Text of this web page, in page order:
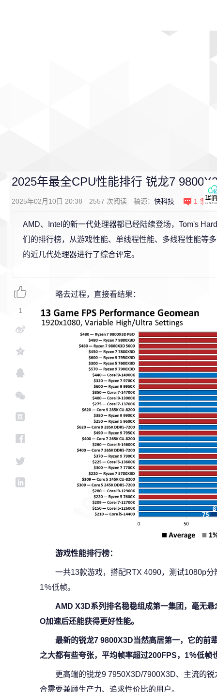
2025年最全CPU性能排行 锐龙7
2025年02月10日 20:38 2557 次阅读 稿源： 快科技 1 条评
AMD、Intel的新一代处理器都已经陆续登场，Tom's
们的排行榜，从游戏性能、单线程性能、多线程性能等
的近几代处理器进行了综合评定。
略去过程，直接看结果：
游戏性能排行榜：
一共13款游戏，搭配RTX 4090，测试1080p
1％低帧。
AMD X3D系列排名稳稳组成第一集团，毫无
O加速后还能获得更好性能。
最新的锐龙7 9800X3D当然高居第一，它的前
之大都有些夸张，平均帧率超过200FPS，1％低帧
更高端的锐龙9 7950X3D/7900X3D、主流的
合需要兼顾生产力、追求性价比的用户。
1